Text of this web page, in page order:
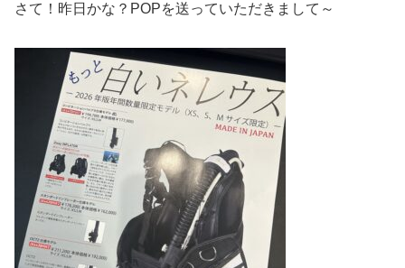
さて！昨日かな？POPを送っていただきまして～